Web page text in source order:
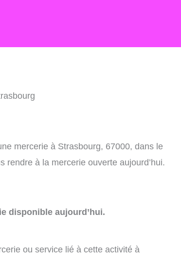
mercerie à Strasbourg, 67000, dans le
rendre à la mercerie ouverte aujourd’hui.
disponible aujourd’hui.
ou service lié à cette activité à